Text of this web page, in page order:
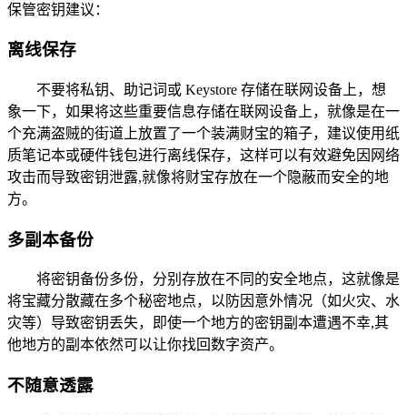
保管密钥建议：
离线保存
不要将私钥、助记词或 Keystore 存储在联网设备上，想
象一下，如果将这些重要信息存储在联网设备上，就像是在一
个充满盗贼的街道上放置了一个装满财宝的箱子，建议使用纸
质笔记本或硬件钱包进行离线保存，这样可以有效避免因网络
攻击而导致密钥泄露,就像将财宝存放在一个隐蔽而安全的地
方。
多副本备份
将密钥备份多份，分别存放在不同的安全地点，这就像是
将宝藏分散藏在多个秘密地点，以防因意外情况（如火灾、水
灾等）导致密钥丢失，即使一个地方的密钥副本遭遇不幸,其
他地方的副本依然可以让你找回数字资产。
不随意透露